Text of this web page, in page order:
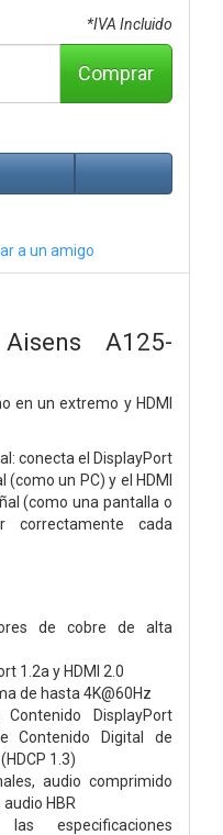
*IVA Incluido
Comprar
a un amigo
A125-
en un extremo y HDMI
conecta el DisplayPort
un PC) y el HDMI
(como una pantalla o
correctamente cada
de cobre de alta
1.2a y HDMI 2.0
de hasta 4K@60Hz
DisplayPort
Contenido Digital de
1.3)
audio comprimido
HBR
especificaciones